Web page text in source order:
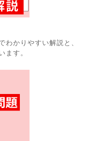
わかりやすい解説と、
ます。